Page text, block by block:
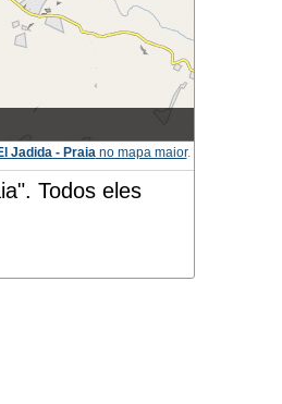
Jadida - Praiano mapa maior.
Todos eles